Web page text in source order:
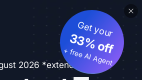
2026 *extended
Get your
33% off
+ free AI Agent